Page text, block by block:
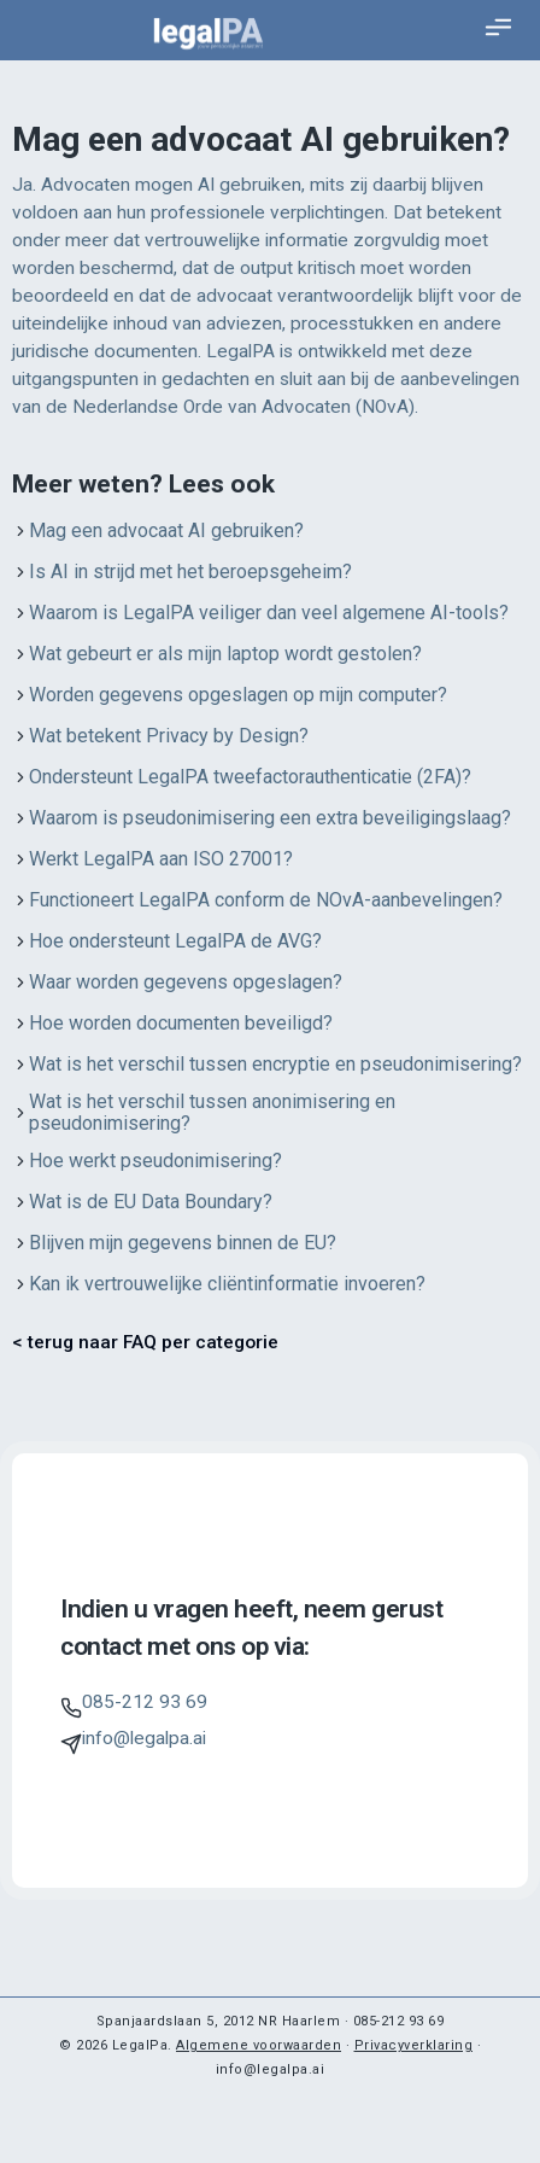
Mag een advocaat AI gebruiken?
Ja. Advocaten mogen AI gebruiken, mits zij daarbij blijven
voldoen aan hun professionele verplichtingen. Dat betekent
onder meer dat vertrouwelijke informatie zorgvuldig moet
worden beschermd, dat de output kritisch moet worden
beoordeeld en dat de advocaat verantwoordelijk blijft voor de
uiteindelijke inhoud van adviezen, processtukken en andere
juridische documenten. LegalPA is ontwikkeld met deze
uitgangspunten in gedachten en sluit aan bij de aanbevelingen
van de Nederlandse Orde van Advocaten (NOvA).
Meer weten? Lees ook
Mag een advocaat AI gebruiken?
Is AI in strijd met het beroepsgeheim?
Waarom is LegalPA veiliger dan veel algemene AI-tools?
Wat gebeurt er als mijn laptop wordt gestolen?
Worden gegevens opgeslagen op mijn computer?
Wat betekent Privacy by Design?
Ondersteunt LegalPA tweefactorauthenticatie (2FA)?
Waarom is pseudonimisering een extra beveiligingslaag?
Werkt LegalPA aan ISO 27001?
Functioneert LegalPA conform de NOvA-aanbevelingen?
Hoe ondersteunt LegalPA de AVG?
Waar worden gegevens opgeslagen?
Hoe worden documenten beveiligd?
Wat is het verschil tussen encryptie en pseudonimisering?
Wat is het verschil tussen anonimisering en
pseudonimisering?
Hoe werkt pseudonimisering?
Wat is de EU Data Boundary?
Blijven mijn gegevens binnen de EU?
Kan ik vertrouwelijke cliëntinformatie invoeren?
< terug naar FAQ per categorie
Indien u vragen heeft, neem gerust
contact met ons op via:
085-212 93 69
info@legalpa.ai
Spanjaardslaan 5, 2012 NR Haarlem · 085-212 93 69
© 2026 LegalPa. Algemene voorwaarden · Privacyverklaring ·
info@legalpa.ai